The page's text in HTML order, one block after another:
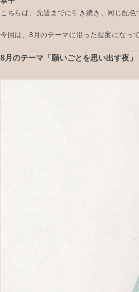
こちらは、先週までに引き続き、同じ配色
今回は、8月のテーマに沿った提案になっ
8月のテーマ「願いごとを思い出す夜」